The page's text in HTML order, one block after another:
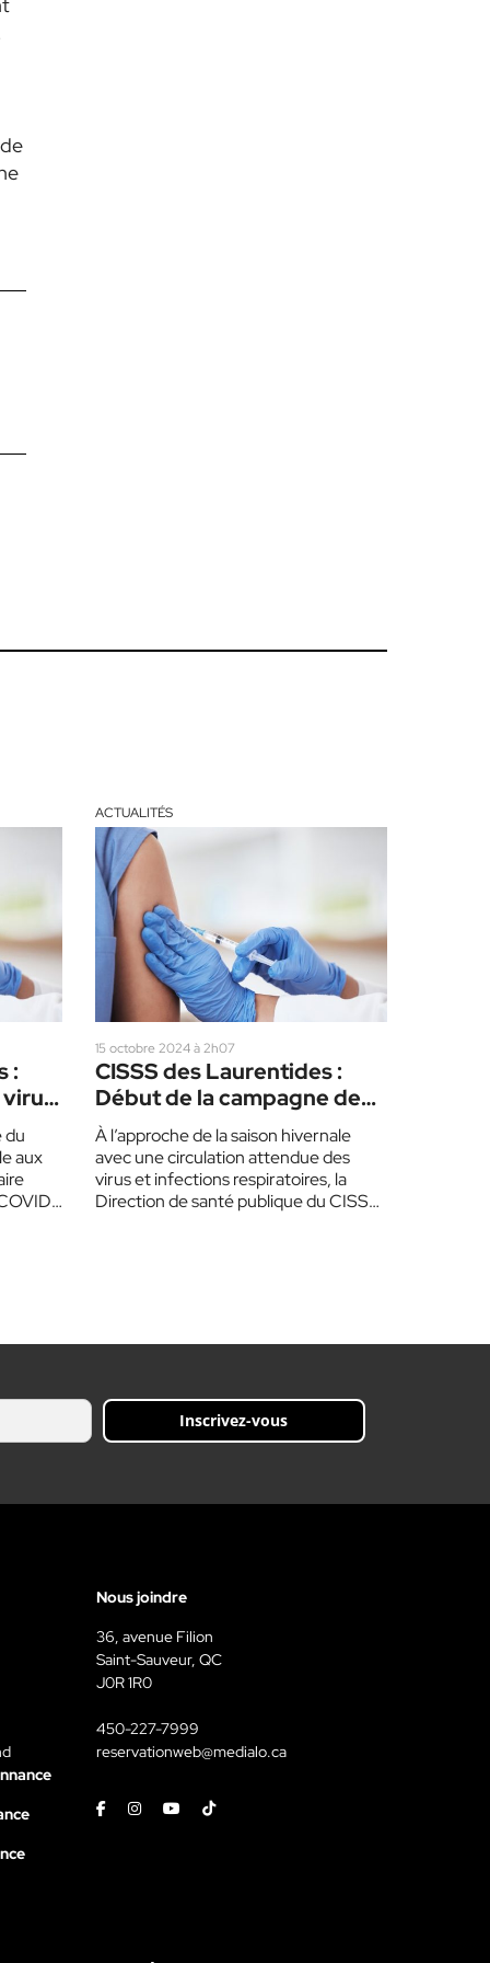
:
du
aux
ACTUALITÉS
15 octobre 2024 à 2h07
CISSS des Laurentides :
Début de la campagne de
vaccination
À l’approche de la saison hivernale
avec une circulation attendue des
virus et infections respiratoires, la
Direction de santé publique du CISSS
Inscrivez-vous
Nous joindre
36, avenue Filion
Saint-Sauveur, QC
J0R 1R0
450-227-7999
reservationweb@medialo.ca
FacebookInstagramYoutubeTiktok